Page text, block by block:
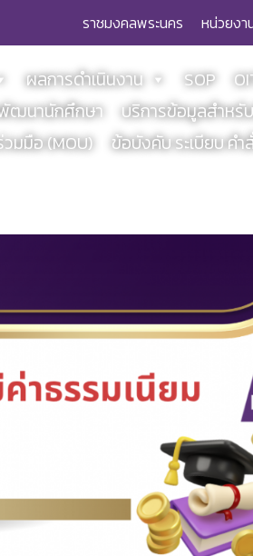
ราชมงคลพระนคร หน่วยงา
ผลการดำเนินงาน SOP
ฒนานักศึกษา
บริการข้อมูลสำหรั
มมือ (MOU) ข้อบังคับ ระเบียบ คำ